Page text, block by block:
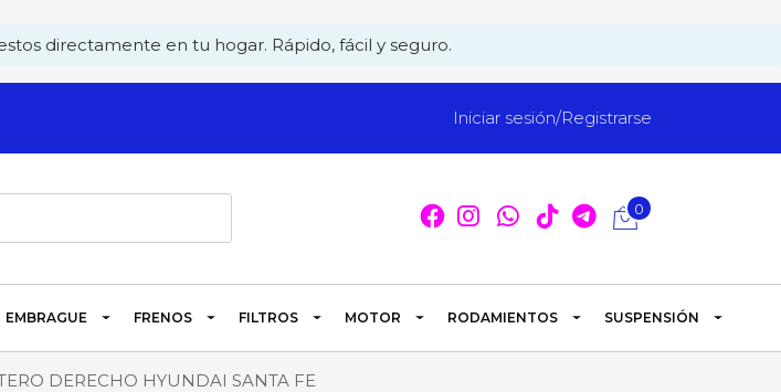
directamente en tu hogar. Rápido, fácil y seguro.
Iniciar sesión/Registrarse
0
EMBRAGUE FRENOS FILTROS MOTOR RODAMIENTOS SUSPENSIÓN
DERECHO HYUNDAI SANTA FE